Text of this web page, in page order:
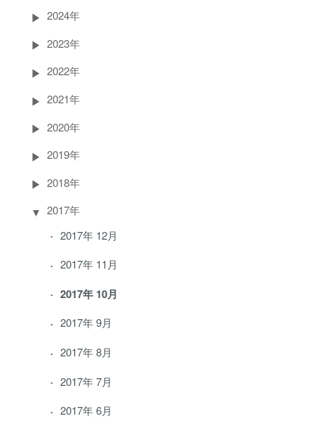
2024年
2023年
2022年
2021年
2020年
2019年
2018年
2017年
2017年 12月
2017年 11月
2017年 10月
2017年 9月
2017年 8月
2017年 7月
2017年 6月